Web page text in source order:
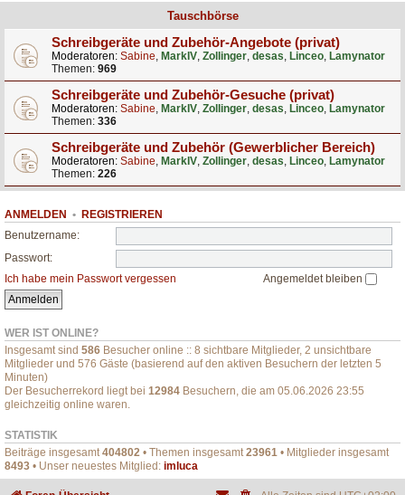
Tauschbörse
Schreibgeräte und Zubehör-Angebote (privat)
Moderatoren: Sabine, MarkIV, Zollinger, desas, Linceo, Lamynator
Themen: 969
Schreibgeräte und Zubehör-Gesuche (privat)
Moderatoren: Sabine, MarkIV, Zollinger, desas, Linceo, Lamynator
Themen: 336
Schreibgeräte und Zubehör (Gewerblicher Bereich)
Moderatoren: Sabine, MarkIV, Zollinger, desas, Linceo, Lamynator
Themen: 226
ANMELDEN • REGISTRIEREN
Benutzername:
Passwort:
Ich habe mein Passwort vergessen
Angemeldet bleiben
WER IST ONLINE?
Insgesamt sind 586 Besucher online :: 8 sichtbare Mitglieder, 2 unsichtbare
Mitglieder und 576 Gäste (basierend auf den aktiven Besuchern der letzten 5
Minuten)
Der Besucherrekord liegt bei 12984 Besuchern, die am 05.06.2026 23:55
gleichzeitig online waren.
STATISTIK
Beiträge insgesamt404802 • Themen insgesamt23961 • Mitglieder insgesamt
8493 • Unser neuestes Mitglied: imluca